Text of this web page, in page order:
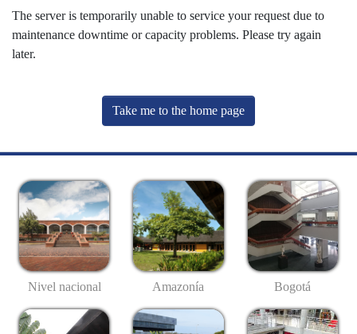
The server is temporarily unable to service your request due to
maintenance downtime or capacity problems. Please try again
later.
Take me to the home page
Nivel nacional Amazonía Bogotá